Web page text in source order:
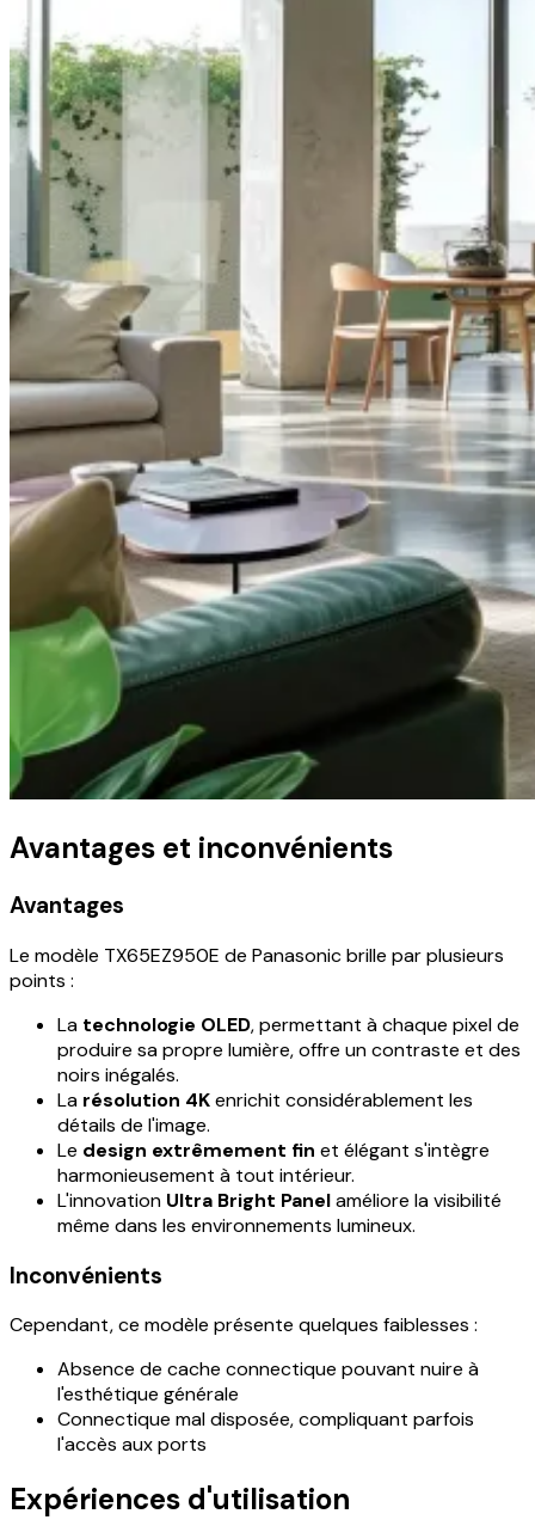
Avantages et inconvénients
Avantages
Le modèle TX65EZ950E de Panasonic brille par plusieurs
points :
La technologie OLED, permettant à chaque pixel de
produire sa propre lumière, offre un contraste et des
noirs inégalés.
La résolution 4Kenrichit considérablement les
détails de l'image.
Le design extrêmement fin et élégant s'intègre
harmonieusement à tout intérieur.
L'innovation Ultra Bright Panelaméliore la visibilité
même dans les environnements lumineux.
Inconvénients
Cependant, ce modèle présente quelques faiblesses :
Absence de cache connectique pouvant nuire à
l'esthétique générale
Connectique mal disposée, compliquant parfois
l'accès aux ports
Expériences d'utilisation